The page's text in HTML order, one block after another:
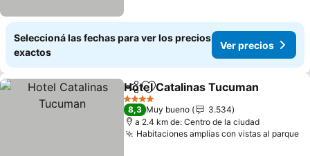
Seleccioná las fechas para ver los precios
exactos
Ver precios
CompartirAñadir a favoritos
Hotel Catalinas Tucuman
4 Estrellas
8,3 Muy bueno
3.534
a 2.4 km de: Centro de la ciudad
Habitaciones amplias con vistas al parque